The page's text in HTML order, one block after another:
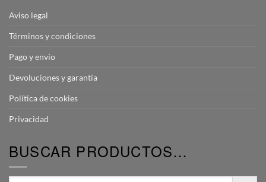
Aviso legal
Términos y condiciones
Pago y envío
Devoluciones y garantía
Política de cookies
Privacidad
BUSCAR PRODUCTOS…